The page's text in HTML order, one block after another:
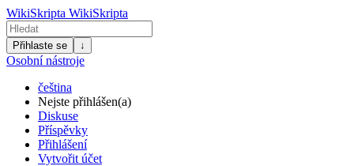
WikiSkripta WikiSkripta
Přihlaste se ↓
Osobní nástroje
čeština
Nejste přihlášen(a)
Diskuse
Příspěvky
Přihlášení
Vytvořit účet